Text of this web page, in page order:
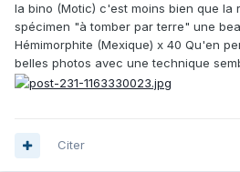
la bino (Motic) c'est moins bien que la
spécimen "à tomber par terre" une
Hémimorphite (Mexique) x 40 Qu'en
belles photos avec une technique
Citer